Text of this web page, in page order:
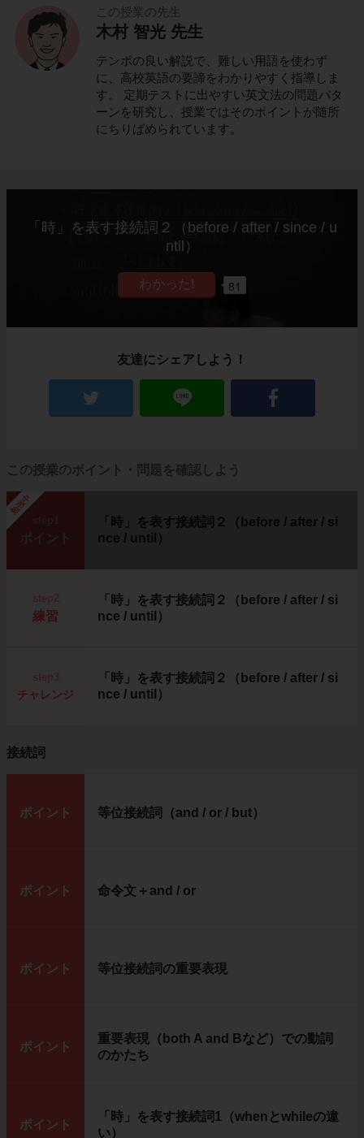
この授業の先生
木村 智光 先生
テンポの良い解説で、難しい用語を使わず
に、高校英語の要諦をわかりやすく指導しま
す。 定期テストに出やすい英文法の問題パタ
ーンを研究し、授業ではそのポイントが随所
にちりばめられています。
「時」を表す接続詞２（before / after / since / u
ntil）
81
友達にシェアしよう！
この授業のポイント・問題を確認しよう
勉強中
「時」を表す接続詞２（before / after / si
nce / until）
練習
「時」を表す接続詞２（before / after / si
nce / until）
チャレンジ
「時」を表す接続詞２（before / after / si
nce / until）
接続詞
ポイント 等位接続詞（and / or / but）
ポイント 命令文＋and / or
ポイント 等位接続詞の重要表現
ポイント
重要表現（both A and Bなど）での動詞
のかたち
ポイント
「時」を表す接続詞1（whenとwhileの違
い）